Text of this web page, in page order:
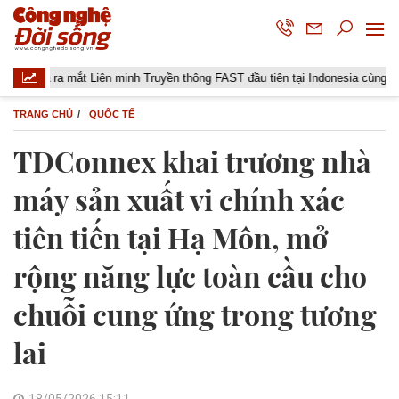
ra mắt Liên minh Truyền thông FAST đầu tiên tại Indonesia cùng các đài
TRANG CHỦ QUỐC TẾ
TDConnex khai trương nhà
máy sản xuất vi chính xác
tiên tiến tại Hạ Môn, mở
rộng năng lực toàn cầu cho
chuỗi cung ứng trong tương
lai